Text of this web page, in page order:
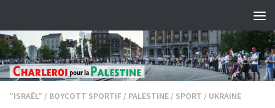
"ISRAËL" / BOYCOTT SPORTIF / PALESTINE / SPORT / UKRAINE